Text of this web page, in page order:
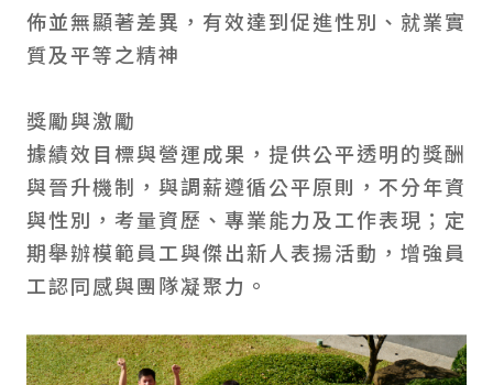
佈並無顯著差異，有效達到促進性別、就業實
質及平等之精神
獎勵與激勵
據績效目標與營運成果，提供公平透明的獎酬
與晉升機制，與調薪遵循公平原則，不分年資
與性別，考量資歷、專業能力及工作表現；定
期舉辦模範員工與傑出新人表揚活動，增強員
工認同感與團隊凝聚力。